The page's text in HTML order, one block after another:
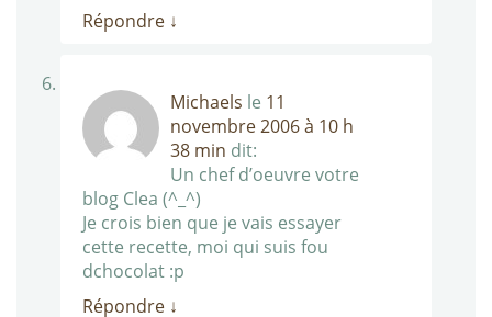
Répondre ↓
Michaels le 11
novembre 2006 à 10 h
38 min dit:
Un chef d’oeuvre votre
blog Clea (^_^)
Je crois bien que je vais essayer
cette recette, moi qui suis fou
dchocolat :p
Répondre ↓